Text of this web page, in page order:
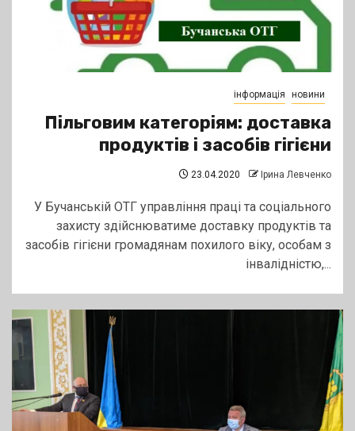
інформація новини
Пільговим категоріям: доставка
продуктів і засобів гігієни
23.04.2020 Ірина Левченко
У Бучанській ОТГ управління праці та соціального
захисту здійснюватиме доставку продуктів та
засобів гігієни громадянам похилого віку, особам з
інвалідністю,...